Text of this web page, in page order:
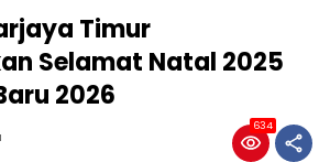
Timur
Selamat Natal 2025
2026
634